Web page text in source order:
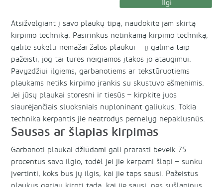
Atsižvelgiant į savo plaukų tipą, naudokite jam skirtą
kirpimo techniką. Pasirinkus netinkamą kirpimo techniką,
galite sukelti nemažai žalos plaukui – jį galima taip
pažeisti, jog tai turės neigiamos įtakos jo ataugimui.
Pavyzdžiui ilgiems, garbanotiems ar tekstūruotiems
plaukams netiks kirpimo įrankis su skustuvo ašmenimis.
Jei jūsų plaukai storesni ir tiesūs – kirpkite juos
siaurėjančiais sluoksniais nuploninant galiukus. Tokia
technika kerpantis jie neatrodys pernelyg nepaklusnūs.
Sausas ar šlapias kirpimas
Garbanoti plaukai džiūdami gali prarasti beveik 75
procentus savo ilgio, todėl jei jie kerpami šlapi – sunku
įvertinti, koks bus jų ilgis, kai jie taps sausi. Pažeistus